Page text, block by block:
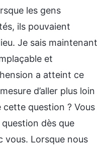
les gens
ils pouvaient
Je sais maintenant
et
a atteint ce
d’aller plus loin
question ? Vous
dès que
vous. Lorsque nous